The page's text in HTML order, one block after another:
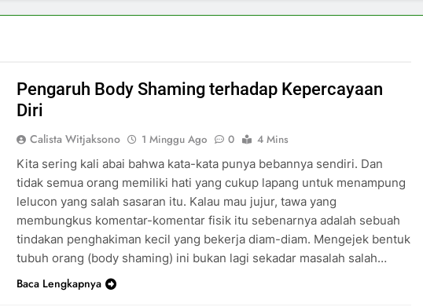
Pengaruh Body Shaming terhadap Kepercayaan
Diri
Calista Witjaksono 1 Minggu Ago 0
4 Mins
Kita sering kali abai bahwa kata-kata punya bebannya sendiri. Dan
tidak semua orang memiliki hati yang cukup lapang untuk menampung
lelucon yang salah sasaran itu. Kalau mau jujur, tawa yang
membungkus komentar-komentar fisik itu sebenarnya adalah sebuah
tindakan penghakiman kecil yang bekerja diam-diam. Mengejek bentuk
tubuh orang (body shaming) ini bukan lagi sekadar masalah salah…
Baca Lengkapnya